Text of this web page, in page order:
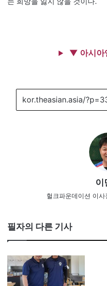
▼ 아시아
이
헐크파운데이션 이
필자의 다른 기사